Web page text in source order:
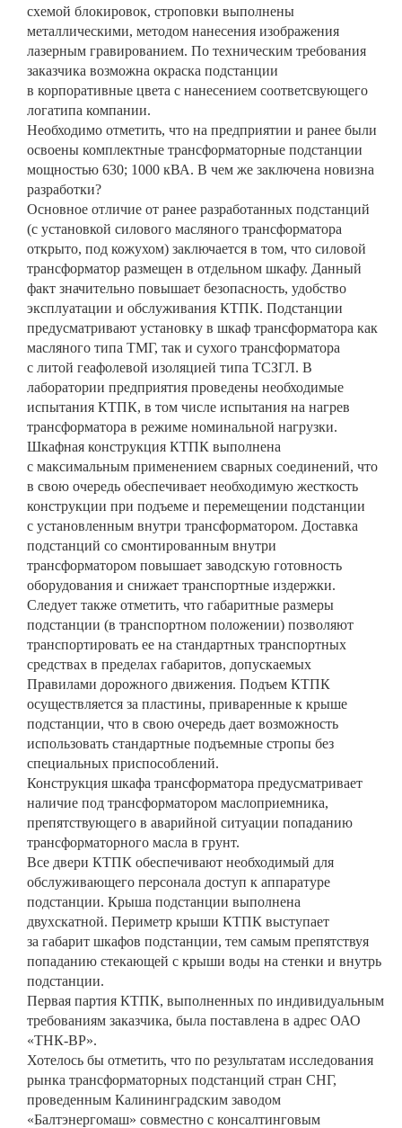
схемой блокировок, строповки выполнены
металлическими, методом нанесения изображения
лазерным гравированием. По техническим требования
заказчика возможна окраска подстанции
в корпоративные цвета с нанесением соответсвующего
логатипа компании.
Необходимо отметить, что на предприятии и ранее были
освоены комплектные трансформаторные подстанции
мощностью 630; 1000 кВА. В чем же заключена новизна
разработки?
Основное отличие от ранее разработанных подстанций
(с установкой силового масляного трансформатора
открыто, под кожухом) заключается в том, что силовой
трансформатор размещен в отдельном шкафу. Данный
факт значительно повышает безопасность, удобство
эксплуатации и обслуживания КТПК. Подстанции
предусматривают установку в шкаф трансформатора как
масляного типа ТМГ, так и сухого трансформатора
с литой геафолевой изоляцией типа ТСЗГЛ. В
лаборатории предприятия проведены необходимые
испытания КТПК, в том числе испытания на нагрев
трансформатора в режиме номинальной нагрузки.
Шкафная конструкция КТПК выполнена
с максимальным применением сварных соединений, что
в свою очередь обеспечивает необходимую жесткость
конструкции при подъеме и перемещении подстанции
с установленным внутри трансформатором. Доставка
подстанций со смонтированным внутри
трансформатором повышает заводскую готовность
оборудования и снижает транспортные издержки.
Следует также отметить, что габаритные размеры
подстанции (в транспортном положении) позволяют
транспортировать ее на стандартных транспортных
средствах в пределах габаритов, допускаемых
Правилами дорожного движения. Подъем КТПК
осуществляется за пластины, приваренные к крыше
подстанции, что в свою очередь дает возможность
использовать стандартные подъемные стропы без
специальных приспособлений.
Конструкция шкафа трансформатора предусматривает
наличие под трансформатором маслоприемника,
препятствующего в аварийной ситуации попаданию
трансформаторного масла в грунт.
Все двери КТПК обеспечивают необходимый для
обслуживающего персонала доступ к аппаратуре
подстанции. Крыша подстанции выполнена
двухскатной. Периметр крыши КТПК выступает
за габарит шкафов подстанции, тем самым препятствуя
попаданию стекающей с крыши воды на стенки и внутрь
подстанции.
Первая партия КТПК, выполненных по индивидуальным
требованиям заказчика, была поставлена в адрес ОАО
«ТНК-ВР».
Хотелось бы отметить, что по результатам исследования
рынка трансформаторных подстанций стран СНГ,
проведенным Калининградским заводом
«Балтэнергомаш» совместно с консалтинговым